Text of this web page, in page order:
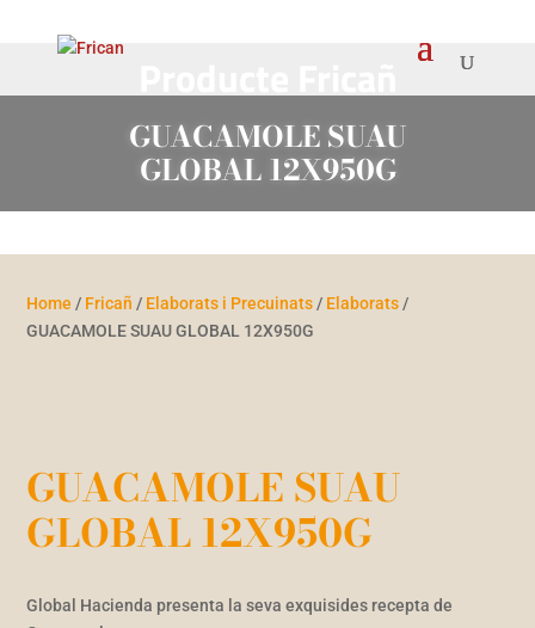
GUACAMOLE SUAU
GLOBAL 12X950G
Home / Fricañ / Elaborats i Precuinats / Elaborats /
GUACAMOLE SUAU GLOBAL 12X950G
GUACAMOLE SUAU
GLOBAL 12X950G
Global Hacienda presenta la seva exquisides recepta de